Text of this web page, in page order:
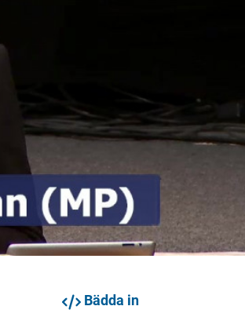
Bädda in